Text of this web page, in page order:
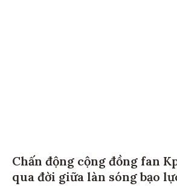
Chấn động cộng đồng fan
qua đời giữa làn sóng bạo